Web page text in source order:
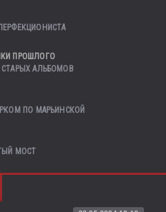
ПРОШЛОГО
СТАРЫХ АЛЬБОМОВ
ПО МАРЬИНСКОЙ
МОСТ